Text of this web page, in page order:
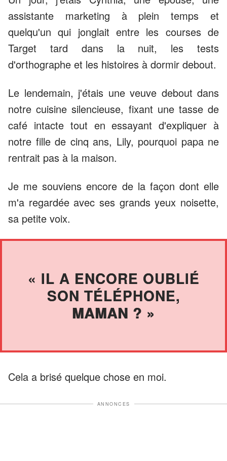
assistante marketing à plein temps et
quelqu'un qui jonglait entre les courses de
Target tard dans la nuit, les tests
d'orthographe et les histoires à dormir debout.
Le lendemain, j'étais une veuve debout dans
notre cuisine silencieuse, fixant une tasse de
café intacte tout en essayant d'expliquer à
notre fille de cinq ans, Lily, pourquoi papa ne
rentrait pas à la maison.
Je me souviens encore de la façon dont elle
m'a regardée avec ses grands yeux noisette,
sa petite voix.
« IL A ENCORE OUBLIÉ
SON TÉLÉPHONE,
MAMAN ? »
Cela a brisé quelque chose en moi.
ANNONCES